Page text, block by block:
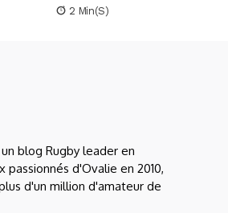
2 Min(s)
blog Rugby leader en
passionnés d'Ovalie en 2010,
d'un million d'amateur de